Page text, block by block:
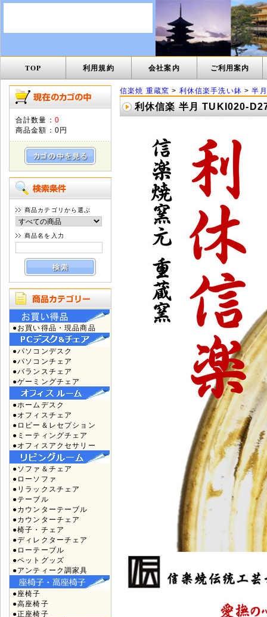
TOP 利用規約 会社案内 ご利用案内
合計数量： 0
商品金額： 0円
商品カテゴリから選ぶ
商品名を入力
●お買い得品・現品商品
●パソコンデスク
●パソコンチェア
●バランスチェア
●ゲーミングチェア
●ホームデスク
●オフィスチェア
●ロビー＆レセプション
●ミーティングチェア
●オフィスアクセサリー
●ソファ＆チェア
●ローソファ
●リラックスチェア
●テーブル
●カウンターテーブル
●カウンターチェア
●椅子・チェア
●ディレクターチェア
●ローテーブル
●ペットグッズ
●アンティーク調家具
●座椅子
●高座椅子
●正座椅子
信楽焼 重蔵窯 > 利休信楽手洗い鉢 >半
利休信楽 半月 TUKI020-